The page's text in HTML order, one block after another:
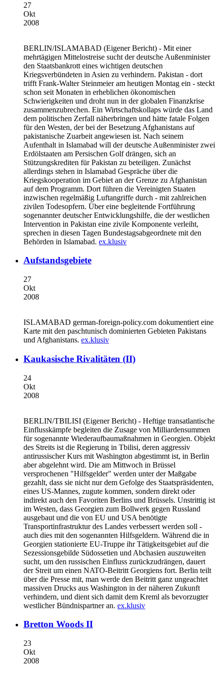
27
Okt
2008
BERLIN/ISLAMABAD (Eigener Bericht) - Mit einer
mehrtägigen Mittelostreise sucht der deutsche Außenminister
den Staatsbankrott eines wichtigen deutschen
Kriegsverbündeten in Asien zu verhindern. Pakistan - dort
trifft Frank-Walter Steinmeier am heutigen Montag ein - steckt
schon seit Monaten in erheblichen ökonomischen
Schwierigkeiten und droht nun in der globalen Finanzkrise
zusammenzubrechen. Ein Wirtschaftskollaps würde das Land
dem politischen Zerfall näherbringen und hätte fatale Folgen
für den Westen, der bei der Besetzung Afghanistans auf
pakistanische Zuarbeit angewiesen ist. Nach seinem
Aufenthalt in Islamabad will der deutsche Außenminister zwei
Erdölstaaten am Persischen Golf drängen, sich an
Stützungskrediten für Pakistan zu beteiligen. Zunächst
allerdings stehen in Islamabad Gespräche über die
Kriegskooperation im Gebiet an der Grenze zu Afghanistan
auf dem Programm. Dort führen die Vereinigten Staaten
inzwischen regelmäßig Luftangriffe durch - mit zahlreichen
zivilen Todesopfern. Über eine begleitende Fortführung
sogenannter deutscher Entwicklungshilfe, die der westlichen
Intervention in Pakistan eine zivile Komponente verleiht,
sprechen in diesen Tagen Bundestagsabgeordnete mit den
Behörden in Islamabad. ex.klusiv
Aufstandsgebiete
27
Okt
2008
ISLAMABAD german-foreign-policy.com dokumentiert eine
Karte mit den paschtunisch dominierten Gebieten Pakistans
und Afghanistans. ex.klusiv
Kaukasische Rivalitäten (II)
24
Okt
2008
BERLIN/TBILISI (Eigener Bericht) - Heftige transatlantische
Einflusskämpfe begleiten die Zusage von Milliardensummen
für sogenannte Wiederaufbaumaßnahmen in Georgien. Objekt
des Streits ist die Regierung in Tbilisi, deren aggressiv
antirussischer Kurs mit Washington abgestimmt ist, in Berlin
aber abgelehnt wird. Die am Mittwoch in Brüssel
versprochenen "Hilfsgelder" werden unter der Maßgabe
gezahlt, dass sie nicht nur dem Gefolge des Staatspräsidenten,
eines US-Mannes, zugute kommen, sondern direkt oder
indirekt auch den Favoriten Berlins und Brüssels. Unstrittig ist
im Westen, dass Georgien zum Bollwerk gegen Russland
ausgebaut und die von EU und USA benötigte
Transportinfrastruktur des Landes verbessert werden soll -
auch dies mit den sogenannten Hilfsgeldern. Während die in
Georgien stationierte EU-Truppe ihr Tätigkeitsgebiet auf die
Sezessionsgebilde Südossetien und Abchasien auszuweiten
sucht, um den russischen Einfluss zurückzudrängen, dauert
der Streit um einen NATO-Beitritt Georgiens fort. Berlin teilt
über die Presse mit, man werde den Beitritt ganz ungeachtet
massiven Drucks aus Washington in der näheren Zukunft
verhindern, und dient sich damit dem Kreml als bevorzugter
westlicher Bündnispartner an. ex.klusiv
Bretton Woods II
23
Okt
2008